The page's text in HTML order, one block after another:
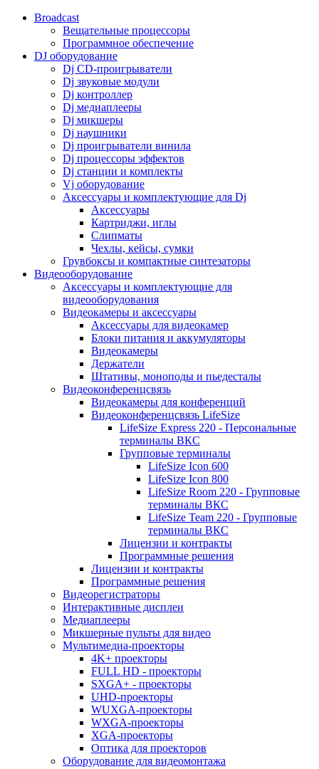
Broadcast
Вещательные процессоры
Программное обеспечение
DJ оборудование
Dj CD-проигрыватели
Dj звуковые модули
Dj контроллер
Dj медиаплееры
Dj микшеры
Dj наушники
Dj проигрыватели винила
Dj процессоры эффектов
Dj станции и комплекты
Vj оборудование
Аксессуары и комплектующие для Dj
Аксессуары
Картриджи, иглы
Слипматы
Чехлы, кейсы, сумки
Грувбоксы и компактные синтезаторы
Видеооборудование
Аксессуары и комплектующие для
видеооборудования
Видеокамеры и аксессуары
Аксессуары для видеокамер
Блоки питания и аккумуляторы
Видеокамеры
Держатели
Штативы, моноподы и пьедесталы
Видеоконференцсвязь
Видеокамеры для конференций
Видеоконференцсвязь LifeSize
LifeSize Express 220 - Персональные
терминалы ВКС
Групповые терминалы
LifeSize Icon 600
LifeSize Icon 800
LifeSize Room 220 - Групповые
терминалы ВКС
LifeSize Team 220 - Групповые
терминалы ВКС
Лицензии и контракты
Программные решения
Лицензии и контракты
Программные решения
Видеорегистраторы
Интерактивные дисплеи
Медиаплееры
Микшерные пульты для видео
Мультимедиа-проекторы
4K+ проекторы
FULL HD - проекторы
SXGA+ - проекторы
UHD-проекторы
WUXGA-проекторы
WXGA-проекторы
XGA-проекторы
Оптика для проекторов
Оборудование для видеомонтажа